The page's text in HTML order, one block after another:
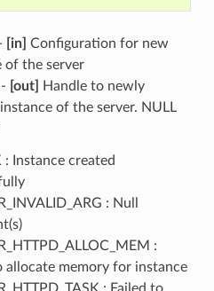
[in] Configuration for new
of the server
[out]
Handle to newly
of the server. NULL
: Instance created
: Null
:
allocate memory for instance